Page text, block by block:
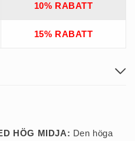
10% RABATT
15% RABATT
HÖG MIDJA: Den höga